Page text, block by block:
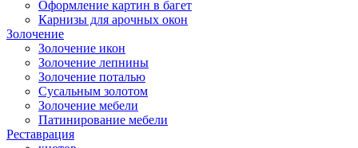
Оформление картин в багет
Карнизы для арочных окон
Золочение
Золочение икон
Золочение лепнины
Золочение поталью
Сусальным золотом
Золочение мебели
Патинирование мебели
Реставрация